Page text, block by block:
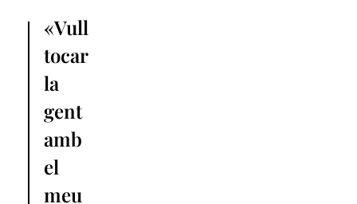
«Vull
tocar
la
gent
amb
el
meu